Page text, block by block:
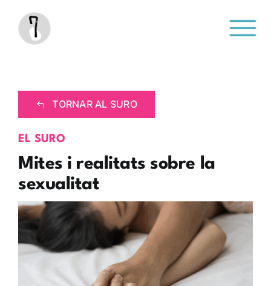
contenido
TORNAR AL SURO
EL SURO
Mites i realitats sobre la
sexualitat